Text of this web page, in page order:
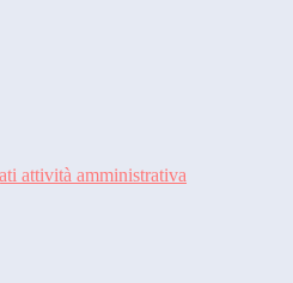
attività amministrativa